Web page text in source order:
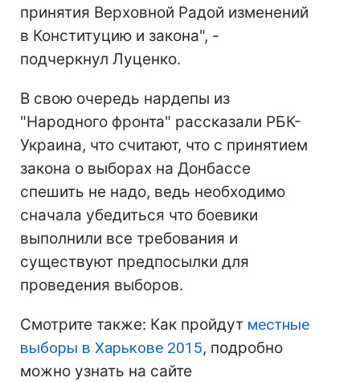
принятия Верховной Радой изменений
в Конституцию и закона", -
подчеркнул Луценко.
В свою очередь нардепы из
"Народного фронта" рассказали РБК-
Украина, что считают, что с принятием
закона о выборах на Донбассе
спешить не надо, ведь необходимо
сначала убедиться что боевики
выполнили все требования и
существуют предпосылки для
проведения выборов.
Смотрите также: Как пройдут местные
выборы в Харькове 2015, подробно
можно узнать на сайте